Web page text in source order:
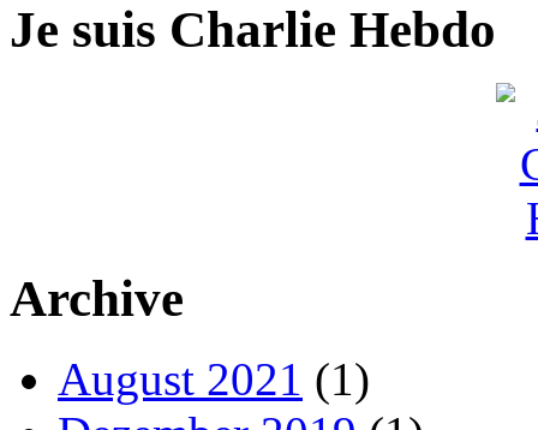
Je suis Charlie Hebdo
Archive
August 2021 (1)